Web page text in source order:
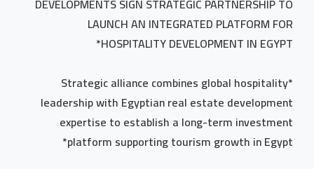
LAUNCH AN INTEGRATED PLATFORM FOR
HOSPITALITY DEVELOPMENT IN EGYPT*
*Strategic alliance combines global hospitality
leadership with Egyptian real estate development
expertise to establish a long-term investment
platform supporting tourism growth in Egypt*